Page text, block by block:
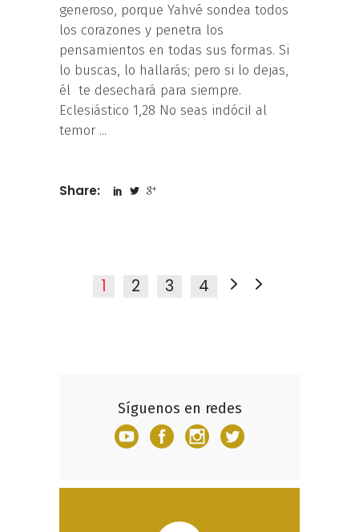
generoso, porque Yahvé sondea todos
los corazones y penetra los
pensamientos en todas sus formas. Si
lo buscas, lo hallarás; pero si lo dejas,
él te desechará para siempre.
Eclesiástico 1,28 No seas indóciI al
temor
Share:
1 2 3 4
Síguenos en redes